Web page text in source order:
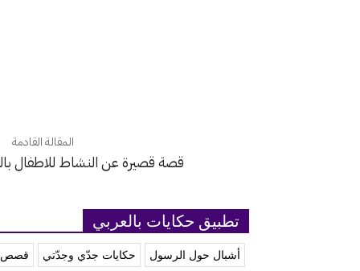
المقالة القادمة
قصة قصيرة عن النشاط للاطفال
تطبيق حكايات بالعربي
أشبال حول الرسول حكايات جدّي وجدّتي قصص